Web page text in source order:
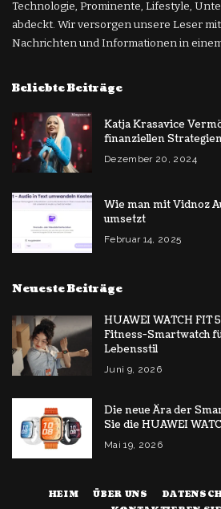
Technologie, Prominente, Lifestyle,
abdeckt. Wir versorgen unsere Leser
Nachrichten und Informationen in
Beliebte Beiträge
Katja Krasavice
finanziellen
Dezember 20, 2024
Wie man mit Vidnoz
umsetzt
Februar 14, 2025
Neueste Beiträge
HUAWEI WATCH FIT
Fitness-Smartwatch
Lebensstil
Juni 9, 2026
Die neue Ära der
Sie die HUAWEI
Mai 19, 2026
HEIM ÜBER UNS